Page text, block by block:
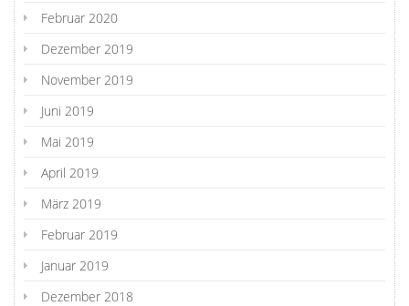
Februar 2020
Dezember 2019
November 2019
Juni 2019
Mai 2019
April 2019
März 2019
Februar 2019
Januar 2019
Dezember 2018